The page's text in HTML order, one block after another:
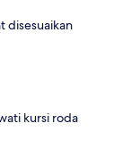
disesuaikan
kursi roda